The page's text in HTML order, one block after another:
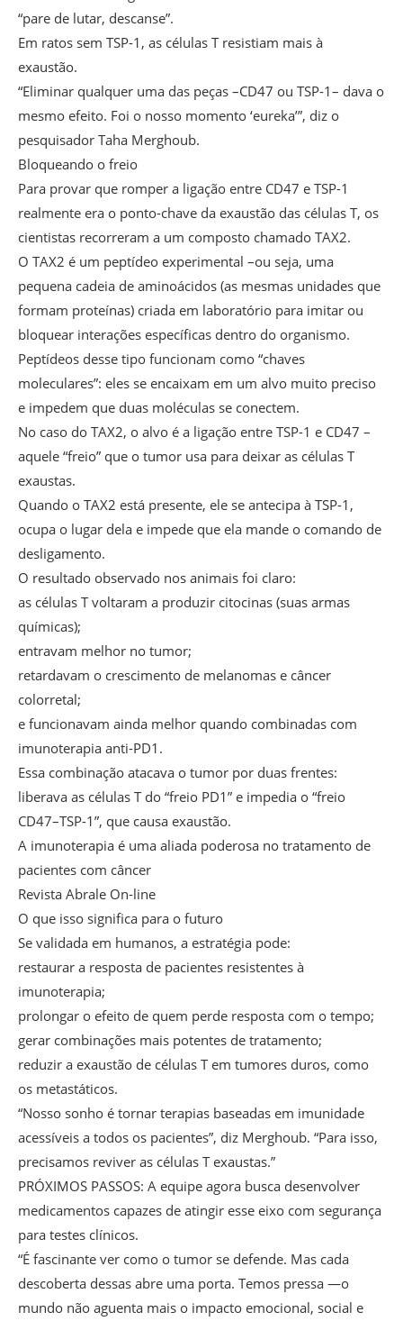
“pare de lutar, descanse”.
Em ratos sem TSP-1, as células T resistiam mais à
exaustão.
“Eliminar qualquer uma das peças –CD47 ou TSP-1– dava o
mesmo efeito. Foi o nosso momento ‘eureka’”, diz o
pesquisador Taha Merghoub.
Bloqueando o freio
Para provar que romper a ligação entre CD47 e TSP-1
realmente era o ponto-chave da exaustão das células T, os
cientistas recorreram a um composto chamado TAX2.
O TAX2 é um peptídeo experimental –ou seja, uma
pequena cadeia de aminoácidos (as mesmas unidades que
formam proteínas) criada em laboratório para imitar ou
bloquear interações específicas dentro do organismo.
Peptídeos desse tipo funcionam como “chaves
moleculares”: eles se encaixam em um alvo muito preciso
e impedem que duas moléculas se conectem.
No caso do TAX2, o alvo é a ligação entre TSP-1 e CD47 –
aquele “freio” que o tumor usa para deixar as células T
exaustas.
Quando o TAX2 está presente, ele se antecipa à TSP-1,
ocupa o lugar dela e impede que ela mande o comando de
desligamento.
O resultado observado nos animais foi claro:
as células T voltaram a produzir citocinas (suas armas
químicas);
entravam melhor no tumor;
retardavam o crescimento de melanomas e câncer
colorretal;
e funcionavam ainda melhor quando combinadas com
imunoterapia anti-PD1.
Essa combinação atacava o tumor por duas frentes:
liberava as células T do “freio PD1” e impedia o “freio
CD47–TSP-1”, que causa exaustão.
A imunoterapia é uma aliada poderosa no tratamento de
pacientes com câncer
Revista Abrale On-line
O que isso significa para o futuro
Se validada em humanos, a estratégia pode:
restaurar a resposta de pacientes resistentes à
imunoterapia;
prolongar o efeito de quem perde resposta com o tempo;
gerar combinações mais potentes de tratamento;
reduzir a exaustão de células T em tumores duros, como
os metastáticos.
“Nosso sonho é tornar terapias baseadas em imunidade
acessíveis a todos os pacientes”, diz Merghoub. “Para isso,
precisamos reviver as células T exaustas.”
PRÓXIMOS PASSOS: A equipe agora busca desenvolver
medicamentos capazes de atingir esse eixo com segurança
para testes clínicos.
“É fascinante ver como o tumor se defende. Mas cada
descoberta dessas abre uma porta. Temos pressa —o
mundo não aguenta mais o impacto emocional, social e